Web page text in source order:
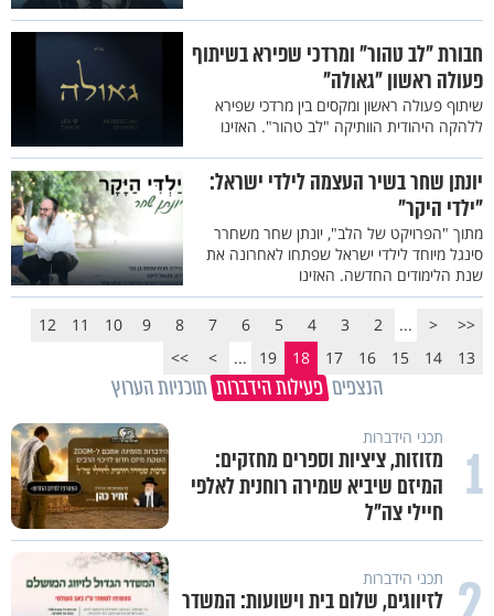
חבורת "לב טהור" ומרדכי שפירא בשיתוף
פעולה ראשון "גאולה"
שיתוף פעולה ראשון ומקסים בין מרדכי שפירא
ללהקה היהודית הוותיקה "לב טהור". האזינו
יונתן שחר בשיר העצמה לילדי ישראל:
"ילדי היקר"
מתוך "הפרויקט של הלב", יונתן שחר משחרר
סינגל מיוחד לילדי ישראל שפתחו לאחרונה את
שנת הלימודים החדשה. האזינו
<<
<
...
2
3
4
5
6
7
8
9
10
11
12
13
14
15
16
17
18
19
...
>
>>
הנצפים פעילות הידברות תוכניות הערוץ
1 תכני הידברות
מזוזות, ציציות וספרים מחזקים:
המיזם שיביא שמירה רוחנית לאלפי
חיילי צה"ל
תכני הידברות
לזיווגים, שלום בית וישועות: המשדר